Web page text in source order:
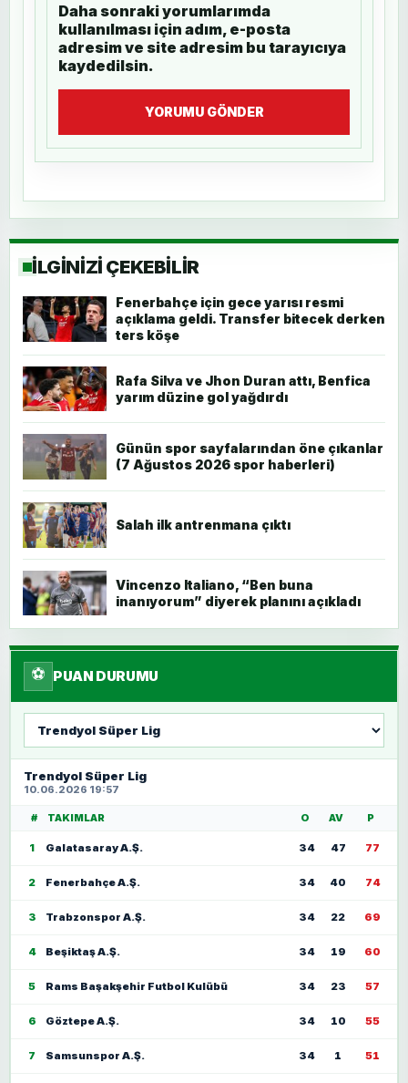
Daha sonraki yorumlarımda
kullanılması için adım, e-posta
adresim ve site adresim bu tarayıcıya
kaydedilsin.
YORUMU GÖNDER
İLGİNİZİ ÇEKEBİLİR
Fenerbahçe için gece yarısı resmi
açıklama geldi. Transfer bitecek derken
ters köşe
Rafa Silva ve Jhon Duran attı, Benfica
yarım düzine gol yağdırdı
Günün spor sayfalarından öne çıkanlar
(7 Ağustos 2026 spor haberleri)
Salah ilk antrenmana çıktı
Vincenzo Italiano, “Ben buna
inanıyorum” diyerek planını açıkladı
⚽ PUAN DURUMU
seç
Trendyol Süper Lig
10.06.2026 19:57
# TAKIMLAR O AV P
1 Galatasaray A.Ş. 34 47 77
2 Fenerbahçe A.Ş. 34 40 74
3 Trabzonspor A.Ş. 34 22 69
4 Beşiktaş A.Ş. 34 19 60
5 Rams Başakşehir Futbol Kulübü 34 23 57
6 Göztepe A.Ş. 34 10 55
7 Samsunspor A.Ş. 34 1 51